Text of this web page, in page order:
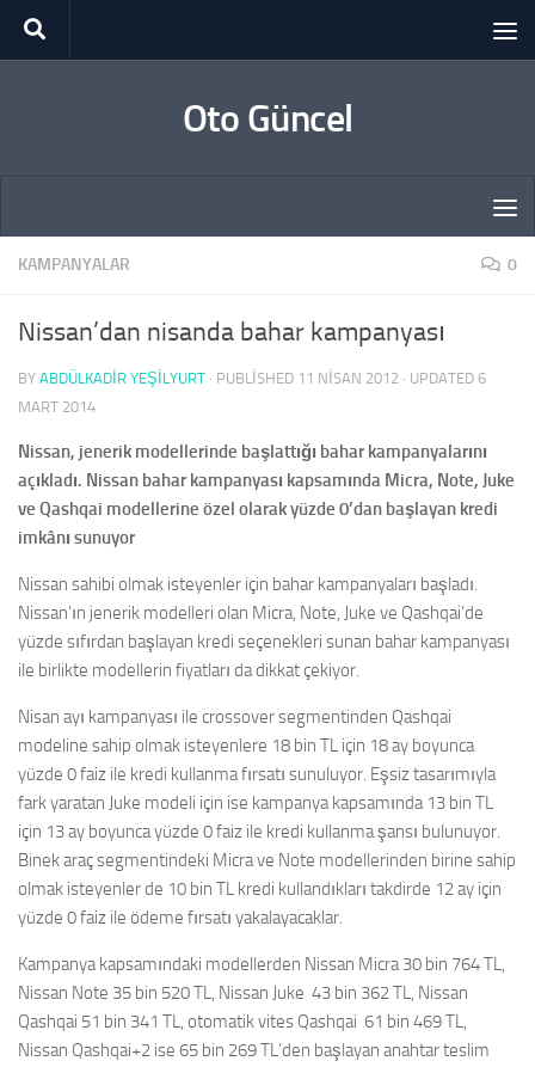
Skip to content
Oto Güncel
KAMPANYALAR 0
Nissan’dan nisanda bahar kampanyası
BY ABDÜLKADIR YEŞİLYURT · PUBLISHED 11 NISAN 2012 · UPDATED 6
MART 2014
Nissan, jenerik modellerinde başlattığı bahar kampanyalarını
açıkladı. Nissan bahar kampanyası kapsamında Micra, Note, Juke
ve Qashqai modellerine özel olarak yüzde 0’dan başlayan kredi
imkânı sunuyor
Nissan sahibi olmak isteyenler için bahar kampanyaları başladı.
Nissan’ın jenerik modelleri olan Micra, Note, Juke ve Qashqai’de
yüzde sıfırdan başlayan kredi seçenekleri sunan bahar kampanyası
ile birlikte modellerin fiyatları da dikkat çekiyor.
Nisan ayı kampanyası ile crossover segmentinden Qashqai
modeline sahip olmak isteyenlere 18 bin TL için 18 ay boyunca
yüzde 0 faiz ile kredi kullanma fırsatı sunuluyor. Eşsiz tasarımıyla
fark yaratan Juke modeli için ise kampanya kapsamında 13 bin TL
için 13 ay boyunca yüzde 0 faiz ile kredi kullanma şansı bulunuyor.
Binek araç segmentindeki Micra ve Note modellerinden birine sahip
olmak isteyenler de 10 bin TL kredi kullandıkları takdirde 12 ay için
yüzde 0 faiz ile ödeme fırsatı yakalayacaklar.
Kampanya kapsamındaki modellerden Nissan Micra 30 bin 764 TL,
Nissan Note 35 bin 520 TL, Nissan Juke 43 bin 362 TL, Nissan
Qashqai 51 bin 341 TL, otomatik vites Qashqai 61 bin 469 TL,
Nissan Qashqai+2 ise 65 bin 269 TL’den başlayan anahtar teslim